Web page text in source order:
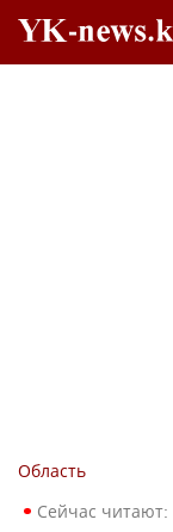
Область
Сейчас читают: